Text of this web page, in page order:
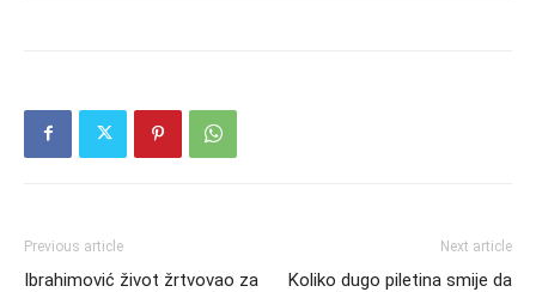
Previous article
Ibrahimović život žrtvovao za
Next article
Koliko dugo piletina smije da